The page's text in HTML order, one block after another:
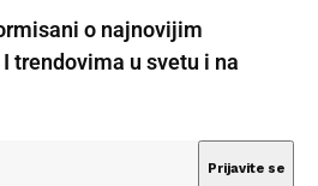
o najnovijim
trendovima u svetu i na